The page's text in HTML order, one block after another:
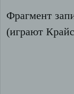
Фрагмент
(играют